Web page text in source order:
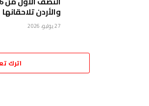
والأردن تلاحقانها
27 يوليو، 2026
اترك